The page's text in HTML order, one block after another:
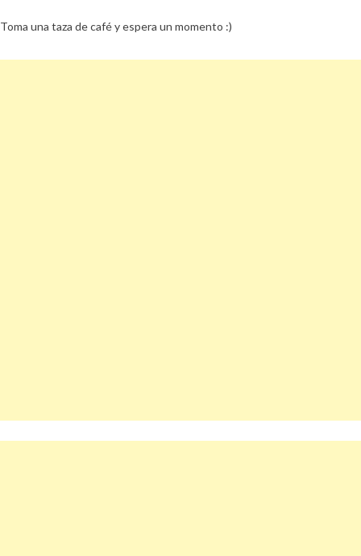
Toma una taza de café y espera un momento :)